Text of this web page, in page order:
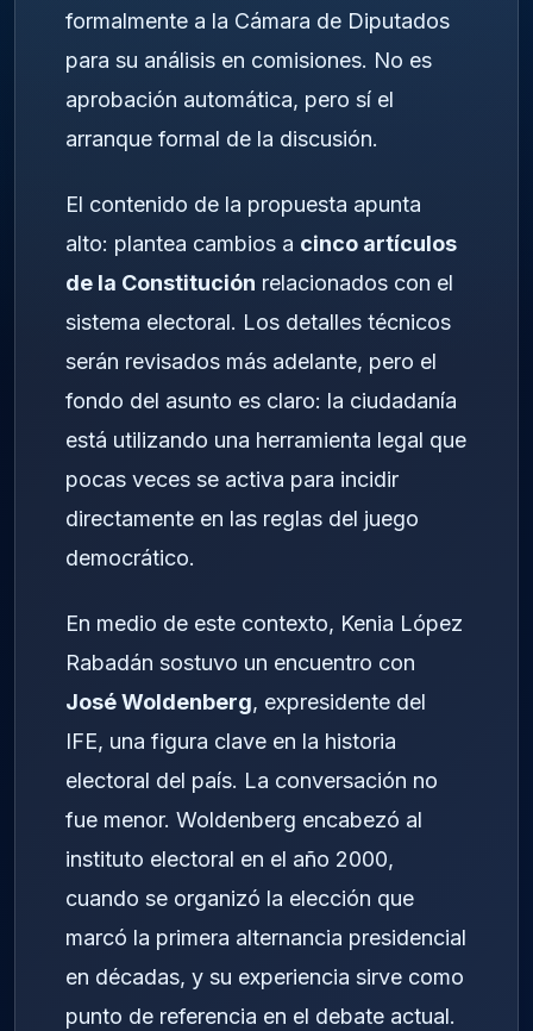
formalmente a la Cámara de Diputados
para su análisis en comisiones. No es
aprobación automática, pero sí el
arranque formal de la discusión.
El contenido de la propuesta apunta
alto: plantea cambios a cinco artículos
de la Constitución relacionados con el
sistema electoral. Los detalles técnicos
serán revisados más adelante, pero el
fondo del asunto es claro: la ciudadanía
está utilizando una herramienta legal que
pocas veces se activa para incidir
directamente en las reglas del juego
democrático.
En medio de este contexto, Kenia López
Rabadán sostuvo un encuentro con
José Woldenberg, expresidente del
IFE, una figura clave en la historia
electoral del país. La conversación no
fue menor. Woldenberg encabezó al
instituto electoral en el año 2000,
cuando se organizó la elección que
marcó la primera alternancia presidencial
en décadas, y su experiencia sirve como
punto de referencia en el debate actual.